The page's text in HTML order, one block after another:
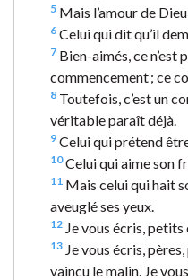
5 Mais l’amour de
6 Celui qui dit qu’il
7 Bien-aimés, ce n’est
commencement ; ce
8 Toutefois, c’est un
véritable paraît déjà.
9 Celui qui prétend
10Celui qui aime son
11 Mais celui qui hait
aveuglé ses yeux.
12 Je vous écris,
13 Je vous écris,
vaincu le malin. Je